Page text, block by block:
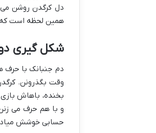
دل کرگدن روشن می
همین لحظه است
شکل گیری
دم جنبانک با حرف
وقت بگذرونن.
بخنده، باهاش
و با هم حرف می
حسابی خوشش